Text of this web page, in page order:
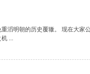
滔明朝的历史覆辙。 现在大家
...